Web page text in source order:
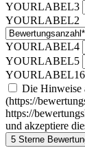
YOURLABEL3
YOURLABEL2
YOURLABEL4
YOURLABEL5
YOURLABEL16
Die Hinweise
(https://
https://
und akzeptiere
5 Sterne